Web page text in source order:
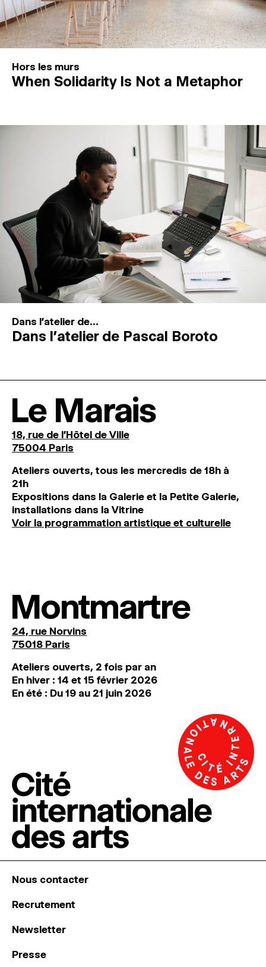
Hors les murs
When Solidarity Is Not a Metaphor
Dans l'atelier de...
Dans l’atelier de Pascal Boroto
Le Marais
18, rue de l'Hôtel de Ville
75004 Paris
Ateliers ouverts, tous les mercredis de 18h à
21h
Expositions dans la Galerie et la Petite Galerie,
installations dans la Vitrine
Voir la programmation artistique et culturelle
Montmartre
24, rue Norvins
75018 Paris
Ateliers ouverts, 2 fois par an
En hiver : 14 et 15 février 2026
En été : Du 19 au 21 juin 2026
Nous contacter
Recrutement
Newsletter
Presse